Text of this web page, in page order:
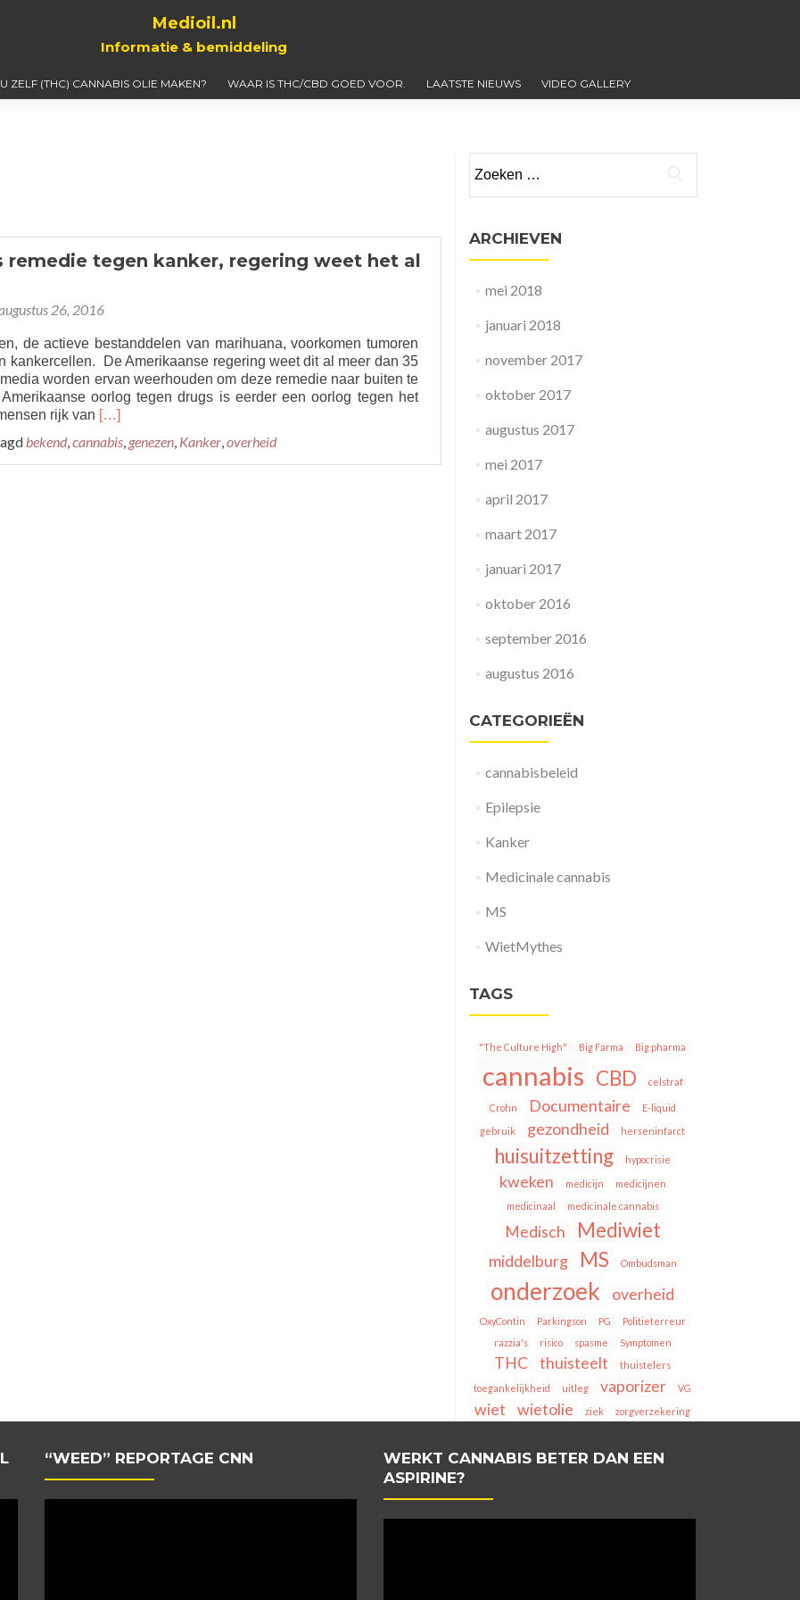
Medioil.nl
Informatie & bemiddeling
ZELF (THC) CANNABIS OLIE MAKEN? WAAR IS THC/CBD GOED VOOR. LAATSTE NIEUWS VIDEO GALLERY
remedie tegen kanker, regering weet het al
26, 2016
de actieve bestanddelen van marihuana, voorkomen tumoren
kankercellen. De Amerikaanse regering weet dit al meer dan 35
worden ervan weerhouden om deze remedie naar buiten te
oorlog tegen drugs is eerder een oorlog tegen het
rijk van Read
about
Cannabis
[…]
bekend,cannabis, genezen, Kanker,overheid
naar:
ARCHIEVEN
mei 2018
januari 2018
november 2017
oktober 2017
augustus 2017
mei 2017
april 2017
maart 2017
januari 2017
oktober 2016
september 2016
augustus 2016
CATEGORIEËN
cannabisbeleid
Epilepsie
Kanker
Medicinale cannabis
MS
WietMythes
TAGS
"The Culture High" Big Farma Big pharma
cannabis CBD celstraf
Crohn Documentaire
E-liquid
gebruik
gezondheid herseninfarct
huisuitzetting hypocrisie
kweken medicijn
medicijnen
medicinaal
medicinale cannabis
Medisch Mediwiet
middelburg MS Ombudsman
onderzoek overheid
OxyContin Parkingson PG
Politieterreur
razzia's
risico spasme Symptomen
THC thuisteelt
thuistelers
toegankelijkheid
uitleg vaporizer VG
wiet wietolie ziek zorgverzekering
“WEED” REPORTAGE CNN
WERKT CANNABIS BETER DAN EEN
ASPIRINE?